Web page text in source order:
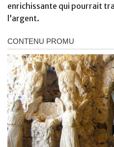
enrichissante qui pourrait
l’argent.